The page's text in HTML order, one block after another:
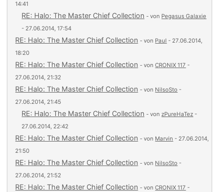
14:41
RE: Halo: The Master Chief Collection - von Pegasus Galaxie
- 27.06.2014, 17:54
RE: Halo: The Master Chief Collection - von Paul - 27.06.2014,
18:20
RE: Halo: The Master Chief Collection - vonCRONIX 117 -
27.06.2014, 21:32
RE: Halo: The Master Chief Collection - von NilsoSto -
27.06.2014, 21:45
RE: Halo: The Master Chief Collection - vonzPureHaTez -
27.06.2014, 22:42
RE: Halo: The Master Chief Collection - von Marvin - 27.06.2014,
21:50
RE: Halo: The Master Chief Collection - von NilsoSto -
27.06.2014, 21:52
RE: Halo: The Master Chief Collection - vonCRONIX 117 -